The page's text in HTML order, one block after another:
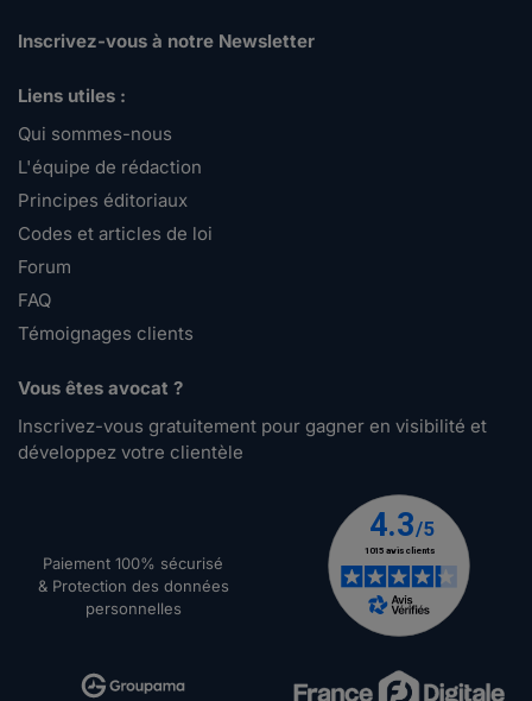
Inscrivez-vous à notre Newsletter
Liens utiles :
Qui sommes-nous
L'équipe de rédaction
Principes éditoriaux
Codes et articles de loi
Forum
FAQ
Témoignages clients
Vous êtes avocat ?
Inscrivez-vous gratuitement pour gagner en visibilité et
développez votre clientèle
Paiement 100% sécurisé
& Protection des données
personnelles